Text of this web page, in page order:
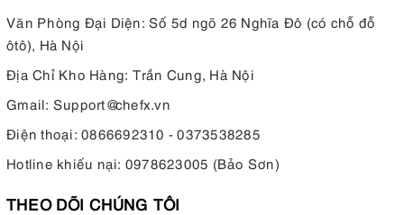
Văn Phòng Đại Diện: Số 5d ngõ 26 Nghĩa Đô (có chỗ đỗ
ôtô), Hà Nội
Địa Chỉ Kho Hàng: Trần Cung, Hà Nội
Gmail: Support@chefx.vn
Điện thoại: 0866692310 - 0373538285
Hotline khiếu nại: 0978623005 (Bảo Sơn)
THEO DÕI CHÚNG TÔI